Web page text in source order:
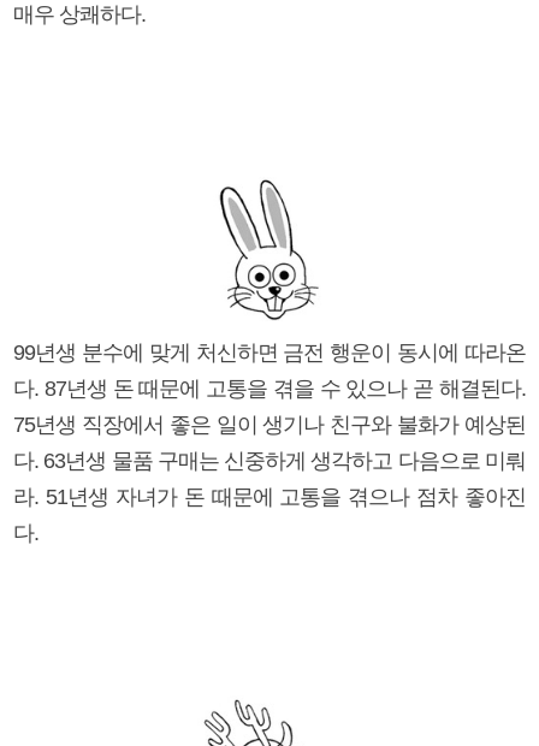
매우 상쾌하다.
99년생 분수에 맞게 처신하면 금전 행운이 동시에 따라온
다. 87년생 돈 때문에 고통을 겪을 수 있으나 곧 해결된다.
75년생 직장에서 좋은 일이 생기나 친구와 불화가 예상된
다. 63년생 물품 구매는 신중하게 생각하고 다음으로 미뤄
라. 51년생 자녀가 돈 때문에 고통을 겪으나 점차 좋아진
다.